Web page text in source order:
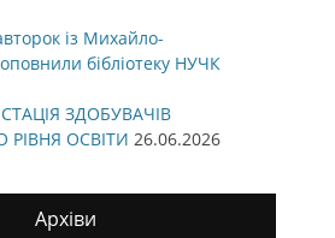
із Михайло-
бібліотеку НУЧК
ЗДОБУВАЧІВ
РІВНЯ ОСВІТИ 26.06.2026
Архіви